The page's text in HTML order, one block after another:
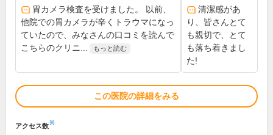
胃カメラ検査を受けました。 以前、
他院での胃カメラが辛くトラウマになっ
ていたので、みなさんの口コミを読んで
こちらのクリニ...
もっと読む
清潔感があ
り、皆さんとて
も親切で、とて
も落ち着きまし
た!
この医院の詳細をみる
アクセス数※